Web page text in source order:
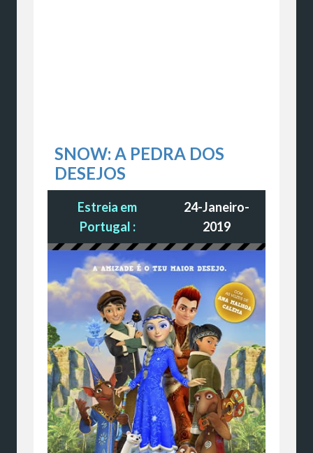
SNOW: A PEDRA DOS
DESEJOS
Estreia em
Portugal :
24-Janeiro-
2019